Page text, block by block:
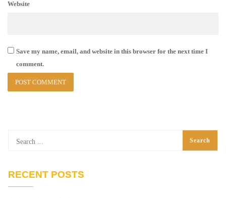
Website
Save my name, email, and website in this browser for the next time I
comment.
RECENT POSTS